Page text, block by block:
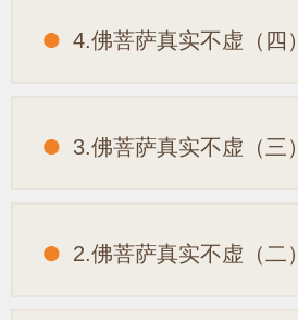
4.佛菩萨真实不虚（四）
3.佛菩萨真实不虚（三）
2.佛菩萨真实不虚（二）